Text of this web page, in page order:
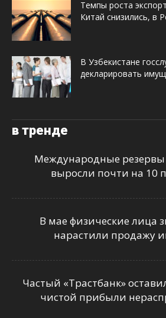
Темпы роста
Китай снизились, в
В Узбекистане
декларировать
в тренде
Международные резервы
выросли почти на 10
В мае физические лица
нарастили продажу
Частый «Трастбанк»
чистой прибыли